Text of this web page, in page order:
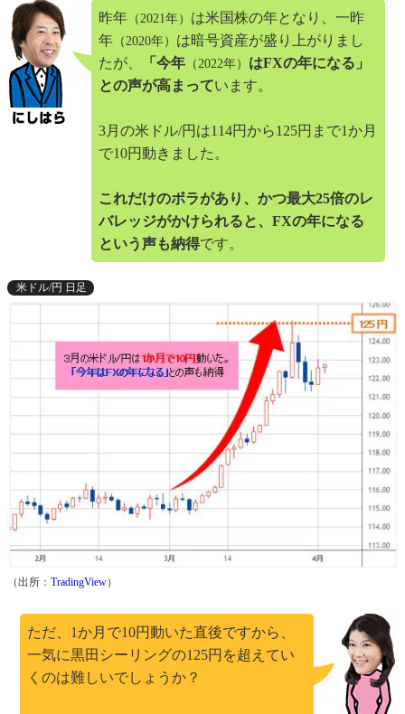
昨年 （2021年） は米国株の年となり、一昨
年 （2020年） は暗号資産が盛り上がりまし
たが、
「今年 （2022年） はFXの年になる」
との声が高まっています。
3月の米ドル/円は114円から125円まで1か月
で10円動きました。
これだけのボラがあり、かつ最大25倍のレ
バレッジがかけられると、FXの年になる
という声も納得です。
米ドル/円 日足
（出所： TradingView）
ただ、1か月で10円動いた直後ですから、
一気に黒田シーリングの125円を超えてい
くのは難しいでしょうか？